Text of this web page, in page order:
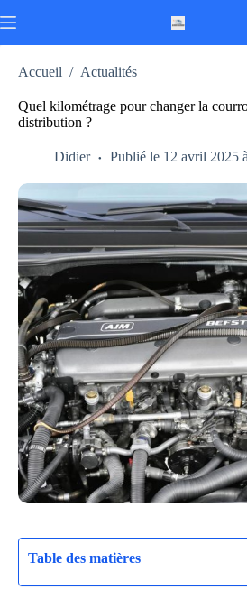
au
Accueil / Actualités
Quel kilométrage pour changer la
distribution ?
Didier Publié le 12 avril 2025
Table des matières